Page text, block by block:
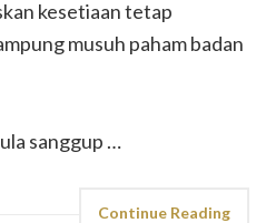
kesetiaan tetap
musuh paham badan
sanggup …
Continue Reading